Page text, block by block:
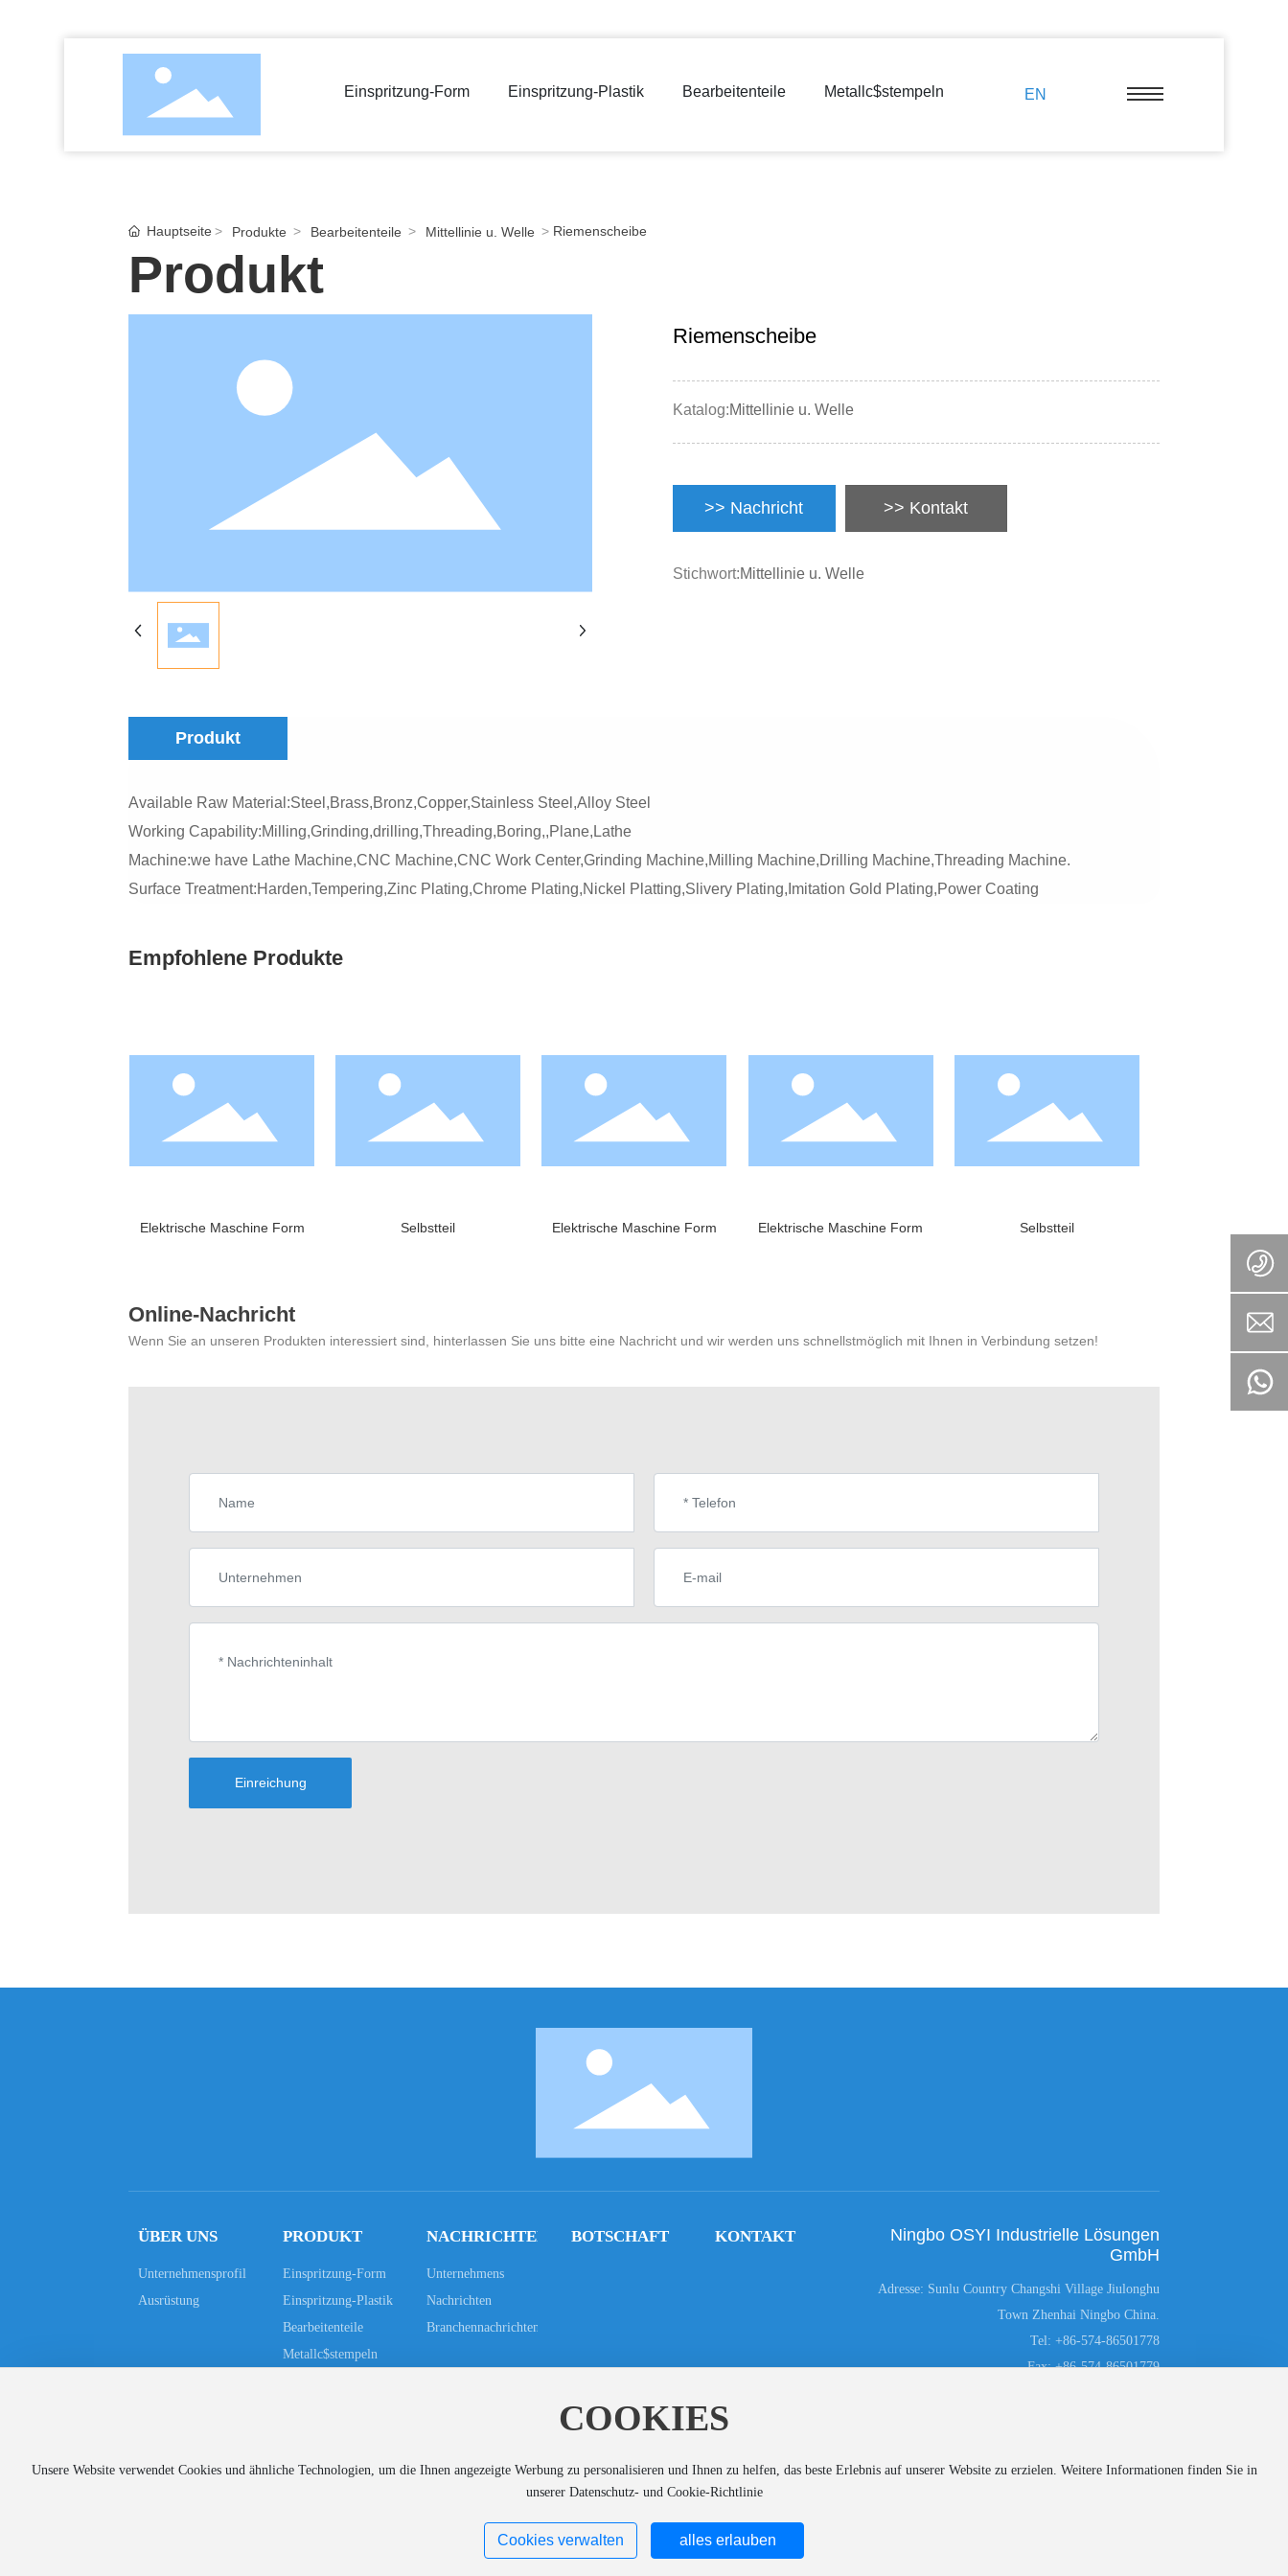
Einspritzung-Form Einspritzung-Plastik Bearbeitenteile Metallc$stempeln EN
Hauptseite Produkte Bearbeitenteile Mittellinie u. Welle Riemenscheibe
Produkt
Riemenscheibe
Katalog:Mittellinie u. Welle
>> Nachricht >> Kontakt
Stichwort:Mittellinie u. Welle
Produkt
Available Raw Material:Steel,Brass,Bronz,Copper,Stainless Steel,Alloy Steel
Working Capability:Milling,Grinding,drilling,Threading,Boring,,Plane,Lathe
Machine:we have Lathe Machine,CNC Machine,CNC Work Center,Grinding Machine,Milling Machine,Drilling Machine,Threading Machine.
Surface Treatment:Harden,Tempering,Zinc Plating,Chrome Plating,Nickel Platting,Slivery Plating,Imitation Gold Plating,Power Coating
Empfohlene Produkte
Elektrische Maschine Form Selbstteil Elektrische Maschine Form Elektrische Maschine Form Selbstteil
Online-Nachricht
Wenn Sie an unseren Produkten interessiert sind, hinterlassen Sie uns bitte eine Nachricht und wir werden uns schnellstmöglich mit Ihnen in Verbindung setzen!
Einreichung
ÜBER UNS
Unternehmensprofil
Ausrüstung
PRODUKT
Einspritzung-Form
Einspritzung-Plastik
Bearbeitenteile
Metallc$stempeln
NACHRICHTEN
Unternehmens
Nachrichten
Branchennachrichten
BOTSCHAFT KONTAKT
Ningbo OSYI Industrielle Lösungen
GmbH
Adresse: Sunlu Country Changshi Village Jiulonghu
Town Zhenhai Ningbo China.
Tel: +86-574-86501778
Fax:+86-574-86501779
©2024 Ningbo OSYI Industrielle Lösungen GmbH. All rights reserved Powered by www.300.cn SEO
COOKIES
Unsere Website verwendet Cookies und ähnliche Technologien, um die Ihnen angezeigte Werbung zu personalisieren und Ihnen zu helfen, das beste Erlebnis auf unserer Website zu erzielen. Weitere Informationen finden Sie in
unserer Datenschutz- und Cookie-Richtlinie
Cookies verwalten alles erlauben